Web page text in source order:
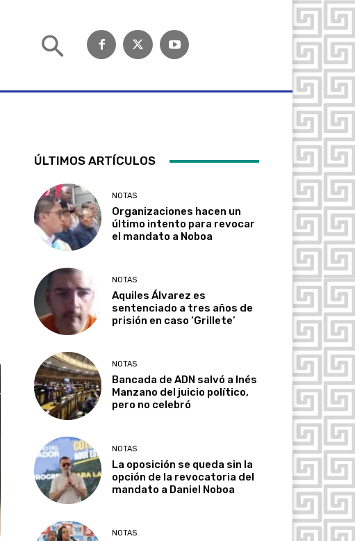
ÚLTIMOS ARTÍCULOS
NOTAS
Organizaciones hacen un
último intento para revocar
el mandato a Noboa
NOTAS
Aquiles Álvarez es
sentenciado a tres años de
prisión en caso ‘Grillete’
NOTAS
Bancada de ADN salvó a Inés
Manzano del juicio político,
pero no celebró
NOTAS
La oposición se queda sin la
opción de la revocatoria del
mandato a Daniel Noboa
NOTAS